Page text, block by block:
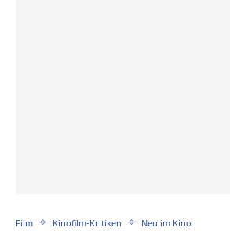
Film Kinofilm-Kritiken Neu im Kino